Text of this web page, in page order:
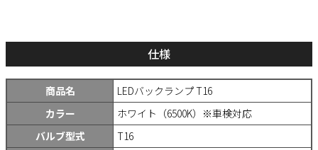
仕様
商品名
LEDバックランプ T16
カラー
ホワイト（6500K）※車検対応
バルブ型式
T16